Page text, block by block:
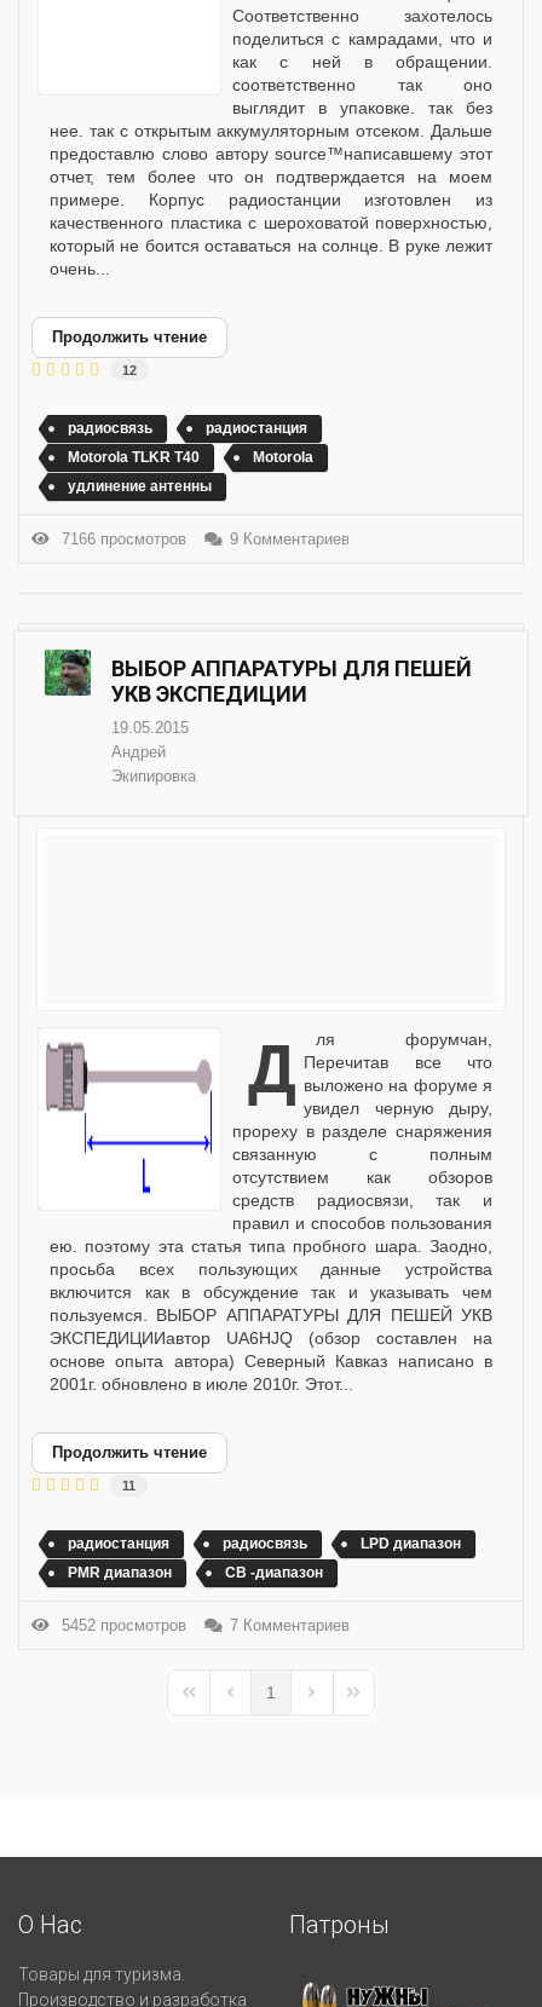
Соответственно захотелось
поделиться с камрадами, что и
как с ней в обращении.
соответственно так оно
выглядит в упаковке. так без
нее. так с открытым аккумуляторным отсеком. Дальше
предоставлю слово автору source™написавшему этот
отчет, тем более что он подтверждается на моем
примере. Корпус радиостанции изготовлен из
качественного пластика с шероховатой поверхностью,
который не боится оставаться на солнце. В руке лежит
очень...
Продолжить чтение
12
радиосвязь
радиостанция
Motorola TLKR T40
Motorola
удлинение антенны
7166 просмотров 9 Комментариев
ВЫБОР АППАРАТУРЫ ДЛЯ ПЕШЕЙ
УКВ ЭКСПЕДИЦИИ
19.05.2015
Андрей
Экипировка
для форумчан, Перечитав все что
выложено на форуме я
увидел черную дыру,
прореху в разделе снаряжения
связанную с полным
отсутствием как обзоров
средств радиосвязи, так и
правил и способов пользования
ею. поэтому эта статья типа пробного шара. Заодно,
просьба всех пользующих данные устройства
включится как в обсуждение так и указывать чем
пользуемся. ВЫБОР АППАРАТУРЫ ДЛЯ ПЕШЕЙ УКВ
ЭКСПЕДИЦИИавтор UA6HJQ (обзор составлен на
основе опыта автора) Северный Кавказ написано в
2001г. обновлено в июле 2010г. Этот...
Продолжить чтение
11
радиостанция радиосвязь
LPD диапазон
PMR диапазон
СВ -диапазон
5452 просмотров 7 Комментариев
First PagePrevious Page
1
Next PageLast Page
О Нас
Товары для туризма.
Производство и разработка
Патроны